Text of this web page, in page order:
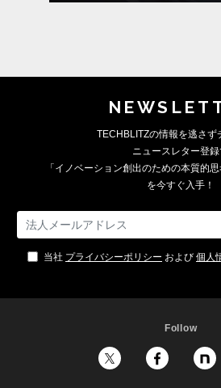
TECHBLITZの情報を逃さず
ニュースレター登
「イノベーション創出のための本質的
を今すぐ入手！
当社 プライバシーポリシー および 個人
Follow